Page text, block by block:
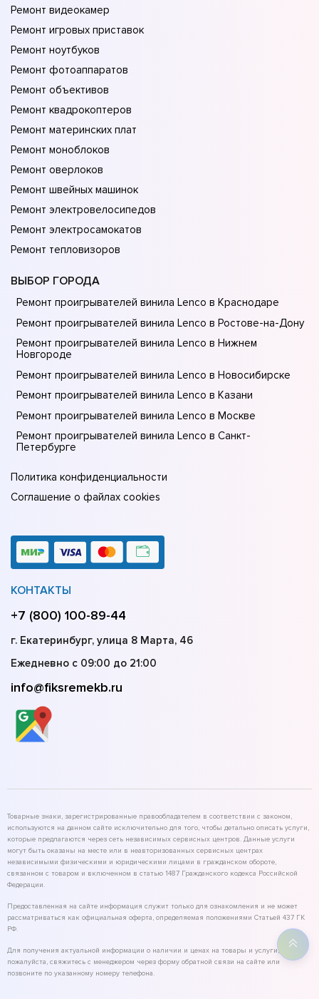
Ремонт видеокамер
Ремонт игровых приставок
Ремонт ноутбуков
Ремонт фотоаппаратов
Ремонт объективов
Ремонт квадрокоптеров
Ремонт материнских плат
Ремонт моноблоков
Ремонт оверлоков
Ремонт швейных машинок
Ремонт электровелосипедов
Ремонт электросамокатов
Ремонт тепловизоров
ВЫБОР ГОРОДА
Ремонт проигрывателей винила Lenco в Краснодаре
Ремонт проигрывателей винила Lenco в Ростове-на-Донy
Ремонт проигрывателей винила Lenco в Нижнем
Новгороде
Ремонт проигрывателей винила Lenco в Новосибирске
Ремонт проигрывателей винила Lenco в Казани
Ремонт проигрывателей винила Lenco в Москве
Ремонт проигрывателей винила Lenco в Санкт-
Петербурге
Политика конфиденциальности
Соглашение о файлах cookies
КОНТАКТЫ
+7 (800) 100-89-44
г. Екатеринбург, улица 8 Марта, 46
Ежедневно с 09:00 до 21:00
info@fiksremekb.ru
Товарные знаки, зарегистрированные правообладателем в соответствии с законом,
используются на данном сайте исключительно для того, чтобы детально описать услуги,
которые предлагаются через сеть независимых сервисных центров. Данные услуги
могут быть оказаны на месте или в неавторизованных сервисных центрах
независимыми физическими и юридическими лицами в гражданском обороте,
связанном с товаром и включенном в статью 1487 Гражданского кодекса Российской
Федерации.
Предоставленная на сайте информация служит только для ознакомления и не может
рассматриваться как официальная оферта, определяемая положениями Статьей 437 ГК
РФ.
Для получения актуальной информации о наличии и ценах на товары и услуги,
пожалуйста, свяжитесь с менеджером через форму обратной связи на сайте или
позвоните по указанному номеру телефона.